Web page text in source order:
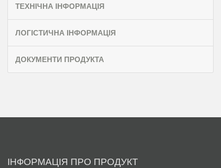
ТЕХНІЧНА ІНФОРМАЦІЯ
ЛОГІСТИЧНА ІНФОРМАЦІЯ
ДОКУМЕНТИ ПРОДУКТА
ІНФОРМАЦІЯ ПРО ПРОДУКТ